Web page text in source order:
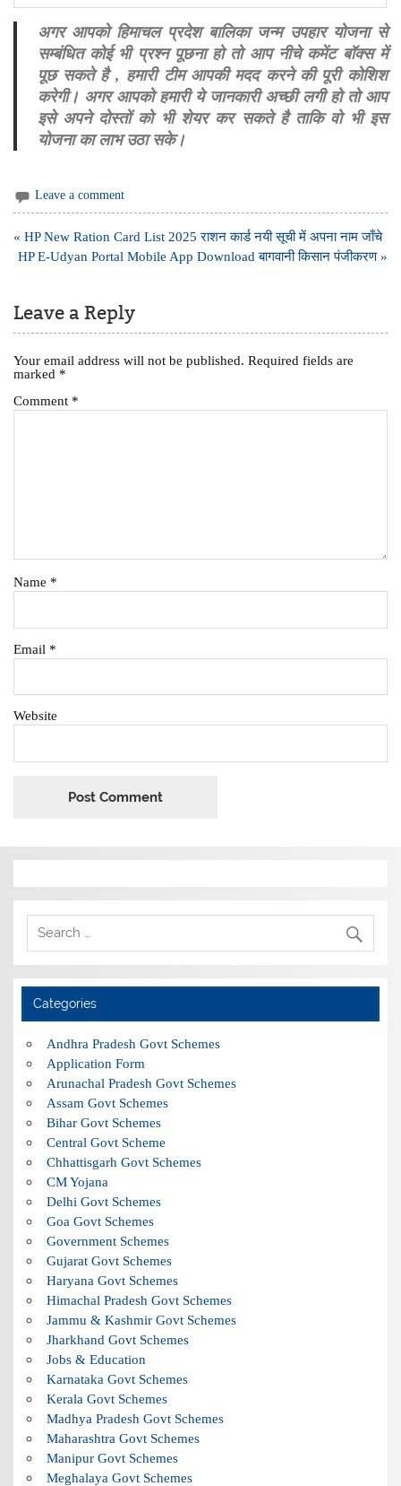
अगर आपको हिमाचल प्रदेश बालिका जन्म उपहार योजना से
सम्बंधित कोई भी प्रश्न पूछना हो तो आप नीचे कमेंट बॉक्स में
पूछ सकते है , हमारी टीम आपकी मदद करने की पूरी कोशिश
करेगी। अगर आपको हमारी ये जानकारी अच्छी लगी हो तो आप
इसे अपने दोस्तों को भी शेयर कर सकते है ताकि वो भी इस
योजना का लाभ उठा सके।
Leave a comment
Post
navigation
« HP New Ration Card List 2025 राशन कार्ड नयी सूची में अपना नाम जाँचे
HP E-Udyan Portal Mobile App Download बागवानी किसान पंजीकरण »
Leave a Reply
Your email address will not be published. Required fields are
marked *
Comment *
Name *
Email *
Website
Categories
Andhra Pradesh Govt Schemes
Application Form
Arunachal Pradesh Govt Schemes
Assam Govt Schemes
Bihar Govt Schemes
Central Govt Scheme
Chhattisgarh Govt Schemes
CM Yojana
Delhi Govt Schemes
Goa Govt Schemes
Government Schemes
Gujarat Govt Schemes
Haryana Govt Schemes
Himachal Pradesh Govt Schemes
Jammu & Kashmir Govt Schemes
Jharkhand Govt Schemes
Jobs & Education
Karnataka Govt Schemes
Kerala Govt Schemes
Madhya Pradesh Govt Schemes
Maharashtra Govt Schemes
Manipur Govt Schemes
Meghalaya Govt Schemes